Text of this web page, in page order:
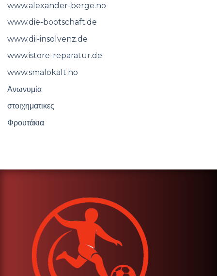
www.alexander-berge.no
www.die-bootschaft.de
www.dii-insolvenz.de
www.istore-reparatur.de
www.smalokalt.no
Ανωνυμία
στοιχηματικες
Φρουτάκια